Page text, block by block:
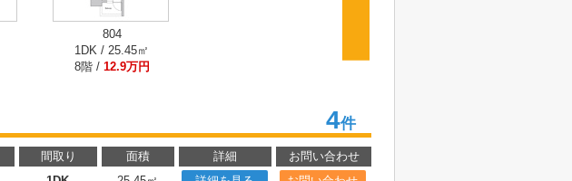
804
1DK / 25.45㎡
8階 / 12.9万円
4件
間取り 面積 詳細
お問い合わせ